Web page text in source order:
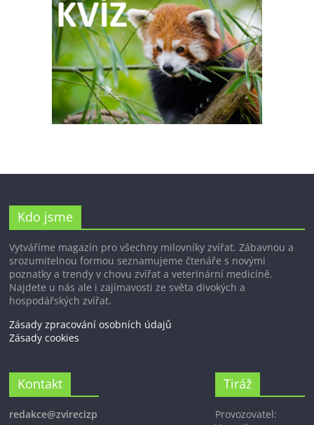
Kdo jsme
Vytváříme magazín pro všechny milovníky zvířat. Zábavnou a
srozumitelnou formou seznamujeme čtenáře s novými
poznatky a trendy v chovu zvířat a veterinární medicíně.
Najdete u nás ale i zajímavosti ze světa divokých a
hospodářských zvířat.
Zásady zpracování osobních údajů
Zásady cookies
Kontakt
redakce@zvirecizp
Tiráž
Provozovatel: